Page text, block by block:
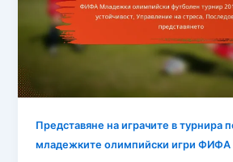
Представяне на играчите в турнира
младежките олимпийски игри ФИФА